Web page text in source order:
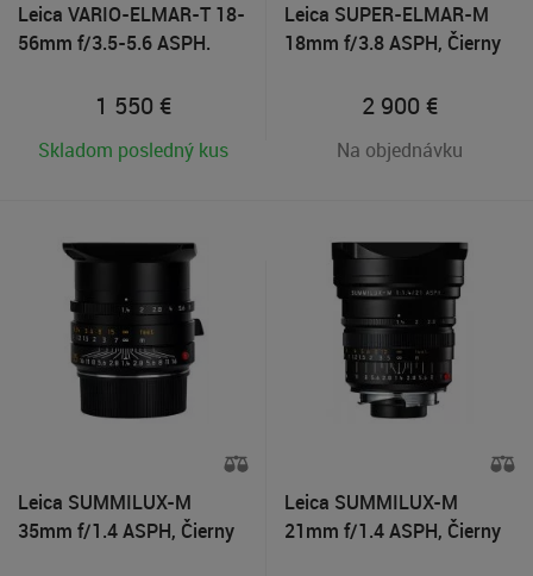
Leica VARIO-ELMAR-T 18-
56mm f/3.5-5.6 ASPH.
1 550 €
Skladom posledný kus
Leica SUPER-ELMAR-M
18mm f/3.8 ASPH, Čierny
2 900 €
Na objednávku
Leica SUMMILUX-M
35mm f/1.4 ASPH, Čierny
Leica SUMMILUX-M
21mm f/1.4 ASPH, Čierny